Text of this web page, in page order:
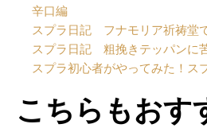
辛口編
スプラ日記 フナモリア祈祷堂
スプラ日記 粗挽きテッパンに
スプラ初心者がやってみた！ス
こちらもおす